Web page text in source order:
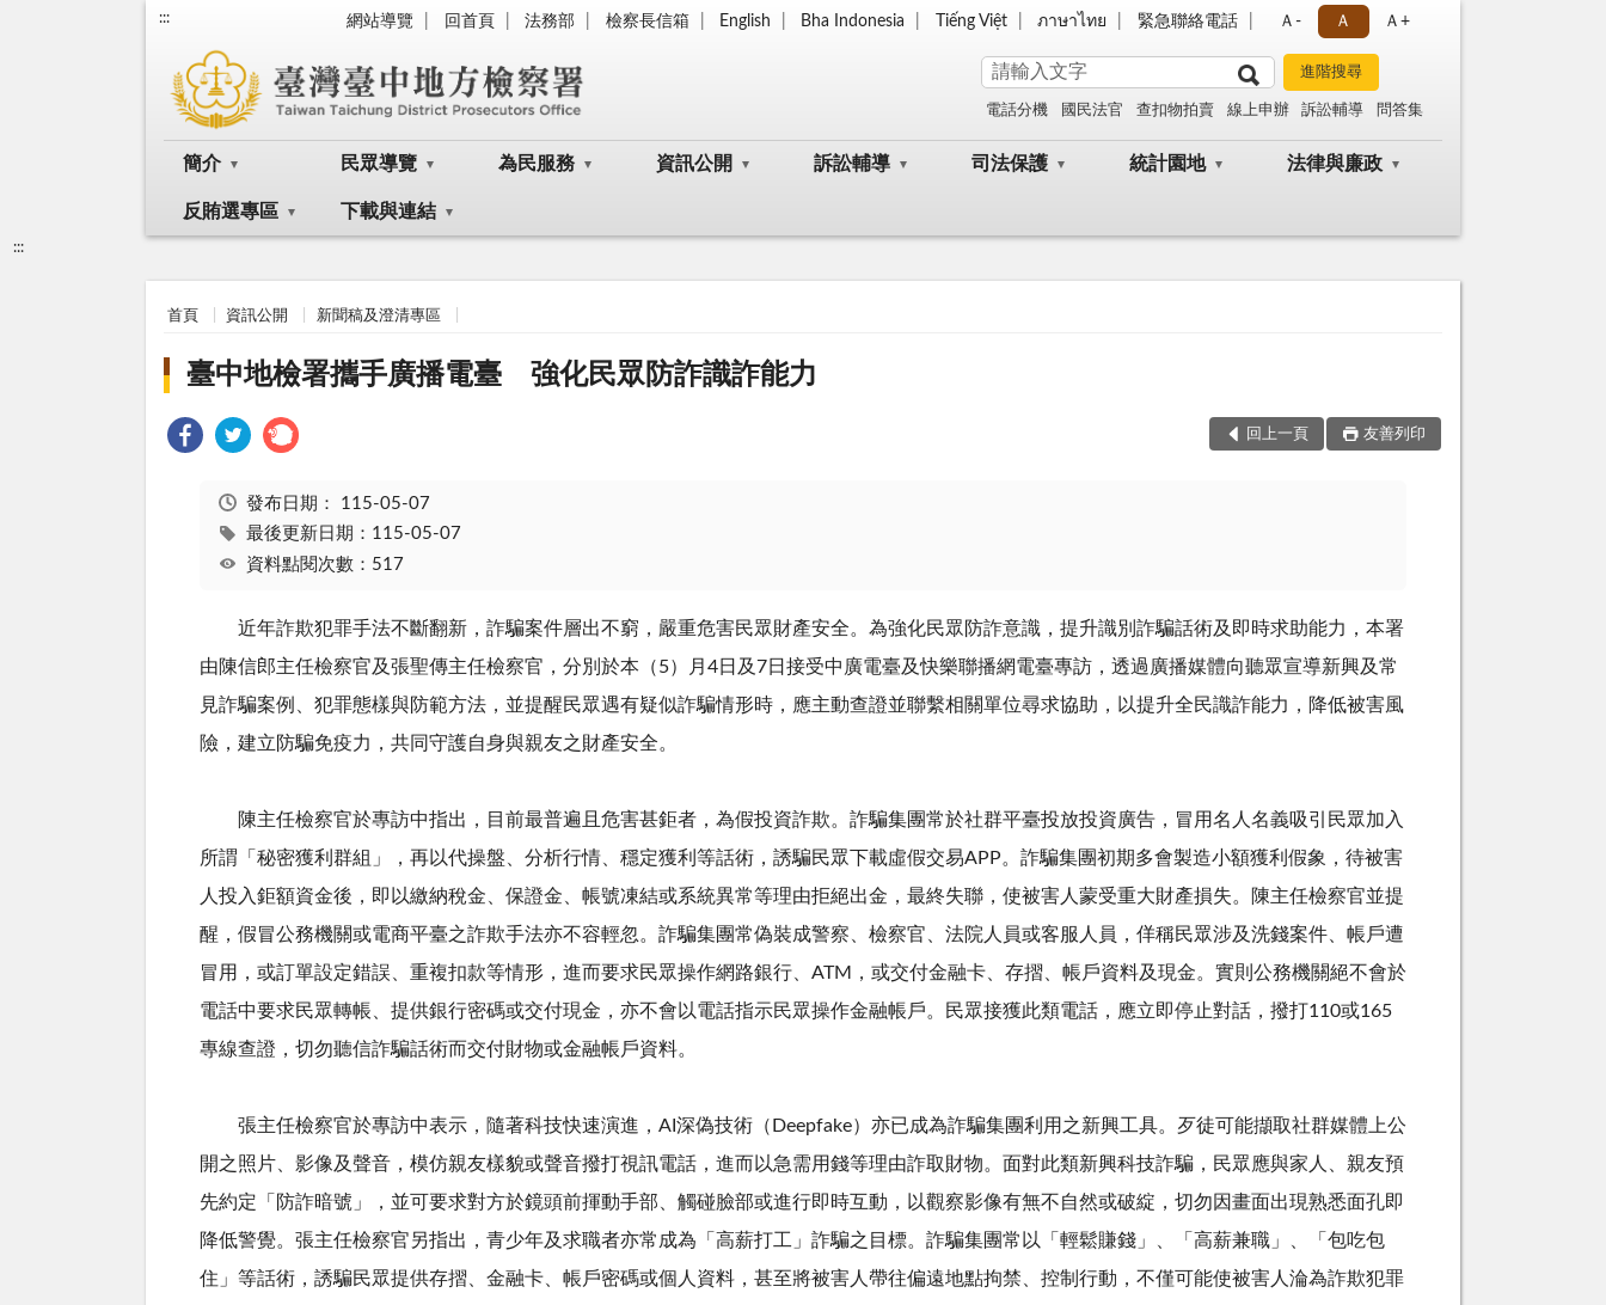
::: 網站導覽 回首頁 法務部 檢察長信箱 English Bha Indonesia Tiếng Việt ภาษาไทย 緊急聯絡電話 Ａ- Ａ Ａ+
電話分機 國民法官 查扣物拍賣 線上申辦 訴訟輔導 問答集
簡介 民眾導覽 為民服務 資訊公開 訴訟輔導 司法保護 統計園地 法律與廉政
反賄選專區 下載與連結
:::
首頁 資訊公開 新聞稿及澄清專區
臺中地檢署攜手廣播電臺 強化民眾防詐識詐能力
回上一頁 友善列印
發布日期： 115-05-07
最後更新日期：115-05-07
資料點閱次數：517
近年詐欺犯罪手法不斷翻新，詐騙案件層出不窮，嚴重危害民眾財產安全。為強化民眾防詐意識，提升識別詐騙話術及即時求助能力，本署
由陳信郎主任檢察官及張聖傳主任檢察官，分別於本（5）月 4日及7日接受中廣電臺及快樂聯播網電臺專訪，透過廣播媒體向聽眾宣導新興及常
見詐騙案例、犯罪態樣與防範方法，並提醒民眾遇有疑似詐騙情形時，應主動查證並聯繫相關單位尋求協助，以提升全民識詐能力，降低被害風
險，建立防騙免疫力，共同守護自身與親友之財產安全。
陳主任檢察官於專訪中指出，目前最普遍且危害甚鉅者，為假投資詐欺。詐騙集團常於社群平臺投放投資廣告，冒用名人名義吸引民眾加入
所謂「秘密獲利群組」，再以代操盤、分析行情、穩定獲利等話術，誘騙民眾下載虛假交易APP。詐騙集團初期多會製造小額獲利假象，待被害
人投入鉅額資金後，即以繳納稅金、保證金、帳號凍結或系統異常等理由拒絕出金，最終失聯，使被害人蒙受重大財產損失。陳主任檢察官並提
醒，假冒公務機關或電商平臺之詐欺手法亦不容輕忽。詐騙集團常偽裝成警察、檢察官、法院人員或客服人員，佯稱民眾涉及洗錢案件、帳戶遭
冒用，或訂單設定錯誤、重複扣款等情形，進而要求民眾操作網路銀行、 ATM
，或交付金融卡、存摺、帳戶資料及現金。實則公務機關絕不會於
電話中要求民眾轉帳、提供銀行密碼或交付現金，亦不會以電話指示民眾操作金融帳戶。民眾接獲此類電話，應立即停止對話，撥打110或165
專線查證，切勿聽信詐騙話術而交付財物或金融帳戶資料。
張主任檢察官於專訪中表示，隨著科技快速演進， AI 深偽技術（ Deepfake）亦已成為詐騙集團利用之新興工具。歹徒可能擷取社群媒體上公
開之照片、影像及聲音，模仿親友樣貌或聲音撥打視訊電話，進而以急需用錢等理由詐取財物。面對此類新興科技詐騙，民眾應與家人、親友預
先約定「防詐暗號」，並可要求對方於鏡頭前揮動手部、觸碰臉部或進行即時互動，以觀察影像有無不自然或破綻，切勿因畫面出現熟悉面孔即
降低警覺。張主任檢察官另指出，青少年及求職者亦常成為「高薪打工」詐騙之目標。詐騙集團常以「輕鬆賺錢」、「高薪兼職」、「包吃包
住」等話術，誘騙民眾提供存摺、金融卡、帳戶密碼或個人資料，甚至將被害人帶往偏遠地點拘禁、控制行動，不僅可能使被害人淪為詐欺犯罪